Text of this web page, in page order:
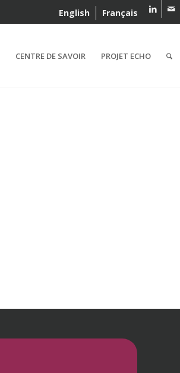
English Français
CENTRE DE SAVOIR PROJET ECHO